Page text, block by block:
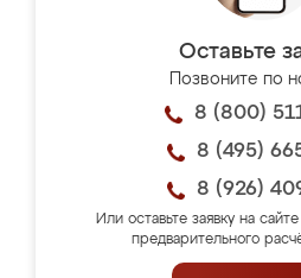
Оставьте
Позвоните по
8 (800)
8 (495)
8 (926)
Или оставьте заявку на
предварительного